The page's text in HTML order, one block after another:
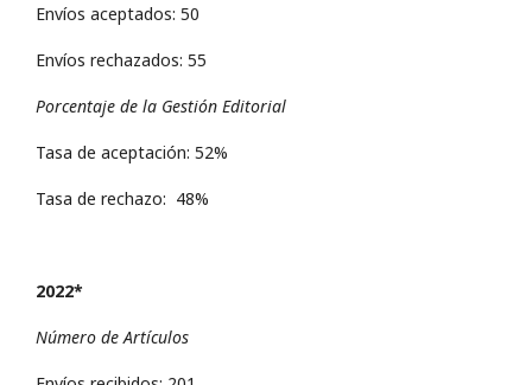
Envíos aceptados: 50
Envíos rechazados: 55
Porcentaje de la Gestión Editorial
Tasa de aceptación: 52%
Tasa de rechazo: 48%
2022*
Número de Artículos